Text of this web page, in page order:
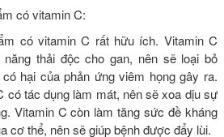
có vitamin C:
có vitamin C rất hữu ích. Vitamin C
năng thải độc cho gan, nên sẽ loại bỏ
hại của phản ứng viêm họng gây ra.
có tác dụng làm mát, nên sẽ xoa dịu sự
Vitamin C còn làm tăng sức đề kháng
cơ thể, nên sẽ giúp bệnh được đẩy lùi.